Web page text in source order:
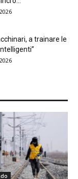
a trainare le